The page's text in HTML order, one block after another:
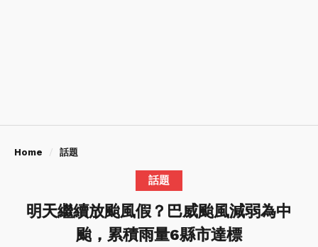
Home 話題
話題
明天繼續放颱風假？巴威颱風減弱為中
颱，累積雨量6縣市達標